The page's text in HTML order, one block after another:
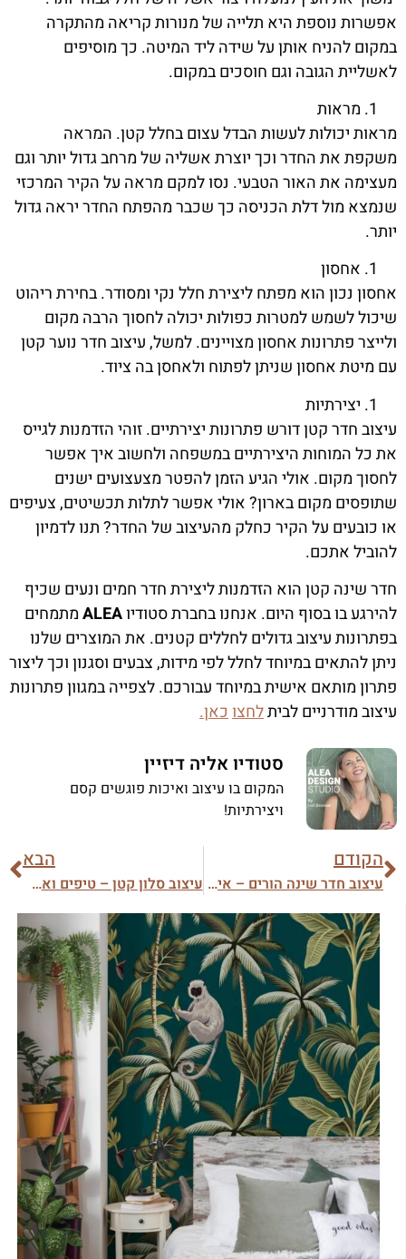
אפשרות נוספת היא תלייה של מנורות קריאה מהתקרה
במקום להניח אותן על שידה ליד המיטה. כך מוסיפים
לאשליית הגובה וגם חוסכים במקום.
מראות
מראות יכולות לעשות הבדל עצום בחלל קטן. המראה
משקפת את החדר וכך יוצרת אשליה של מרחב גדול יותר וגם
מעצימה את האור הטבעי. נסו למקם מראה על הקיר המרכזי
שנמצא מול דלת הכניסה כך שכבר מהפתח החדר יראה גדול
יותר.
אחסון
אחסון נכון הוא מפתח ליצירת חלל נקי ומסודר. בחירת ריהוט
שיכול לשמש למטרות כפולות יכולה לחסוך הרבה מקום
ולייצר פתרונות אחסון מצויינים. למשל, עיצוב חדר נוער קטן
עם מיטת אחסון שניתן לפתוח ולאחסן בה ציוד.
יצירתיות
עיצוב חדר קטן דורש פתרונות יצירתיים. זוהי הזדמנות לגייס
את כל המוחות היצירתיים במשפחה ולחשוב איך אפשר
לחסוך מקום. אולי הגיע הזמן להפטר מצעצועים ישנים
שתופסים מקום בארון? אולי אפשר לתלות תכשיטים, צעיפים
או כובעים על הקיר כחלק מהעיצוב של החדר? תנו לדמיון
להוביל אתכם.
חדר שינה קטן הוא הזדמנות ליצירת חדר חמים ונעים שכיף
להירגע בו בסוף היום. אנחנו בחברת סטודיוALEAמתמחים
בפתרונות עיצוב גדולים לחללים קטנים. את המוצרים שלנו
ניתן להתאים במיוחד לחלל לפי מידות, צבעים וסגנון וכך ליצור
פתרון מותאם אישית במיוחד עבורכם. לצפייה במגוון פתרונות
עיצוב מודרניים לביתלחצוכאן.
סטודיו אליה דיזיין
המקום בו עיצוב ואיכות פוגשים קסם
ויצירתיות!
הקודם
עיצוב חדר שינה הורים – איך לעצב חדר שינה מודרני?
הבא
עיצוב סלון קטן – טיפים ואקססוריז לעיצוב חלל סלון קטן